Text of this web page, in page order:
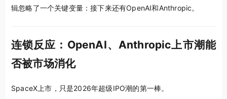
辑忽略了一个关键变量：接下来还有OpenAI和Anthropic。
连锁反应：OpenAI、Anthropic上市潮能
否被市场消化
SpaceX上市，只是2026年超级IPO潮的第一棒。